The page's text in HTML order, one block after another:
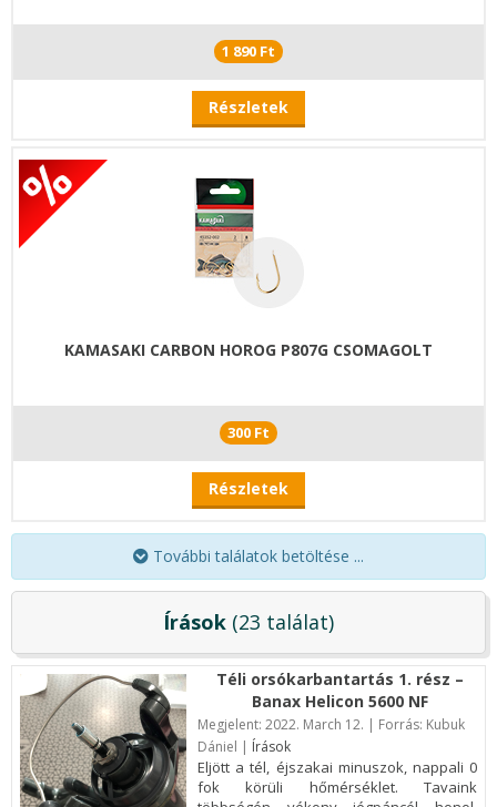
1 890 Ft
Részletek
KAMASAKI CARBON HOROG P807G CSOMAGOLT
300 Ft
Részletek
További találatok betöltése ...
Írások (23 találat)
Téli orsókarbantartás 1. rész –
Banax Helicon 5600 NF
Megjelent: 2022. March 12. | Forrás: Kubuk
Dániel | Írások
Eljött a tél, éjszakai minuszok, nappali 0
fok körüli hőmérséklet. Tavaink